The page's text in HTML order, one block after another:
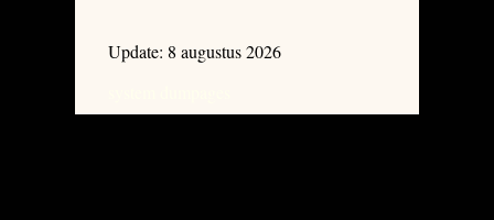
Update: 8 augustus 2026